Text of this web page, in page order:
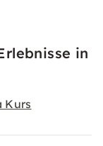
in
Kurs